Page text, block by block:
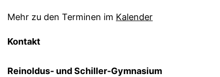
Mehr zu den Terminen im Kalender
Kontakt
Reinoldus- und Schiller-Gymnasium